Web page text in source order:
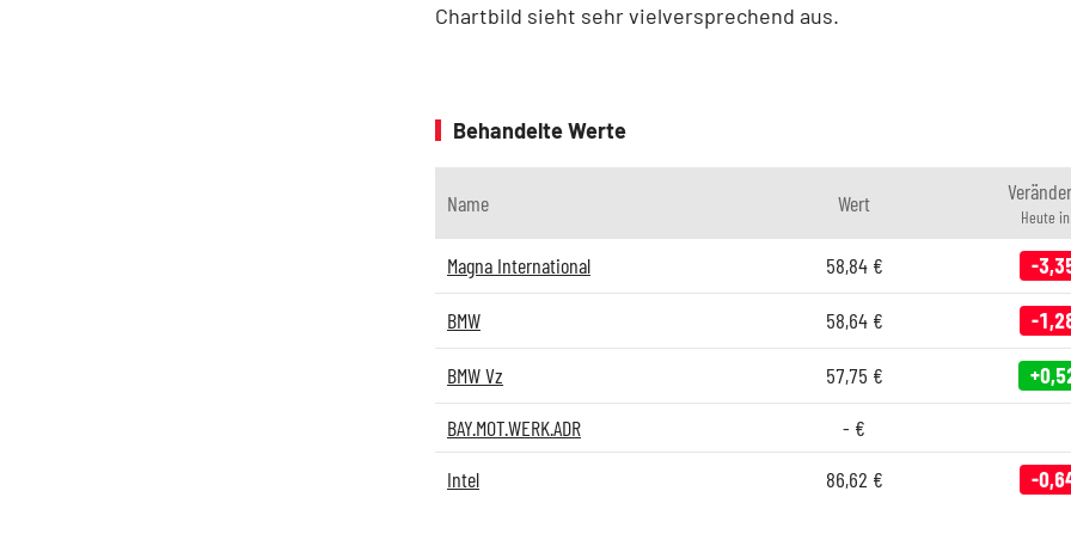
Chartbild sieht sehr vielversprechend aus.
Behandelte Werte
Name Wert
Heute
Magna International 58,84€ -
BMW 58,64€ -
BMW Vz 57,75 €
BAY.MOT.WERK.ADR
- €
Intel
86,62 € -